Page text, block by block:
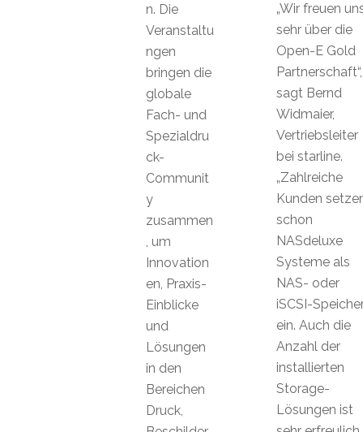
„Wir freuen
sehr über die
Open-E Gold
Partnerschaft“,
sagt Bernd
Widmaier,
Vertriebsleiter
bei starline.
„Zahlreiche
Kunden
schon
NASdeluxe
Systeme als
NAS- oder
iSCSI-
ein. Auch die
Anzahl der
installierten
Storage-
Lösungen ist
n. Die
Veranstaltu
ngen
bringen die
globale
Fach- und
Spezialdru
ck-
Communit
y
zusammen
, um
Innovation
en, Praxis-
Einblicke
und
Lösungen
in den
Bereichen
Druck,